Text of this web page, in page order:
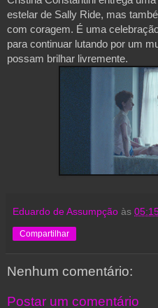
estelar de Sally Ride, mas
com coragem. É uma
para continuar lutando por um
possam brilhar livremente.
Eduardo de Assumpção às 05:15
Compartilhar
Nenhum comentário:
Postar um comentário